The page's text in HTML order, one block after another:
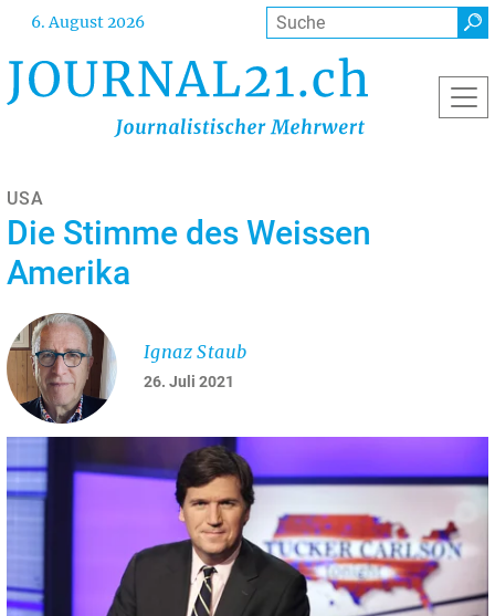
Direkt
Inhalt
6. August 2026 Suche
USA
Die Stimme des Weissen
Amerika
26. Juli 2021
Ignaz Staub